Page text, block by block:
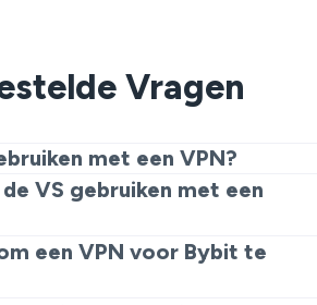
Vragen
met een VPN?
eerst via VeePN en openen
Technisch gezien kun
met VPN gebruiken, maar je
alle lokale wetten en de
VS gebruiken met een
zoek naar een "Bybit USA VPN",
Verenigde Staten zijn streng voor
Een VPN kan er anders uit laten
een VPN voor Bybit te